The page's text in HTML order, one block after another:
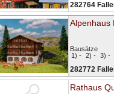
282764
Alpenhaus
Bausätze
1) - 2) - 3) -
282772
Rathaus